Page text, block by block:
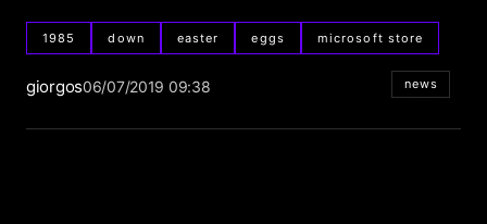
1985 down easter eggs microsoft store
giorgos06/07/2019 09:38 news